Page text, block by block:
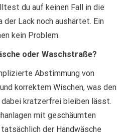
du auf keinen Fall in die
Lack noch aushärtet. Ein
kein Problem.
oder Waschstraße?
Abstimmung von
korrektem Wischen, was den
dabei kratzerfrei bleiben lässt.
mit geschäumten
der Handwäsche